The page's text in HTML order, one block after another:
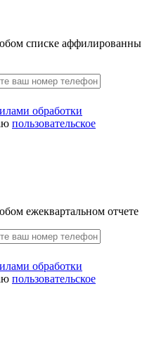
списке аффилированны
обработки
пользовательское
ежеквартальном отчете
обработки
пользовательское